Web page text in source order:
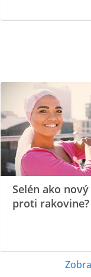
Selén ako
proti rakovine?